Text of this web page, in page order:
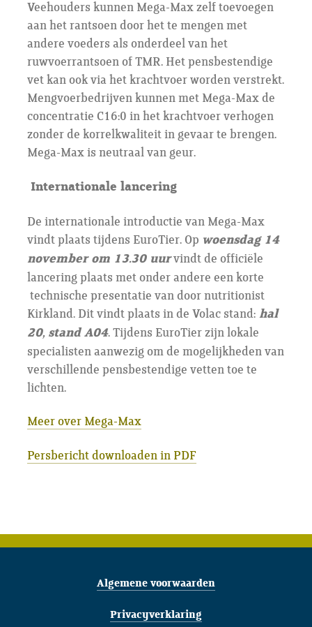
Veehouders kunnen Mega-Max zelf toevoegen
aan het rantsoen door het te mengen met
andere voeders als onderdeel van het
ruwvoerrantsoen of TMR. Het pensbestendige
vet kan ook via het krachtvoer worden verstrekt.
Mengvoerbedrijven kunnen met Mega-Max de
concentratie C16:0 in het krachtvoer verhogen
zonder de korrelkwaliteit in gevaar te brengen.
Mega-Max is neutraal van geur.
Internationale lancering
De internationale introductie van Mega-Max
vindt plaats tijdens EuroTier. Op woensdag 14
november om 13.30 uurvindt de officiële
lancering plaats met onder andere een korte
technische presentatie van door nutritionist
Kirkland. Dit vindt plaats in de Volac stand:hal
20, stand A04. Tijdens EuroTier zijn lokale
specialisten aanwezig om de mogelijkheden van
verschillende pensbestendige vetten toe te
lichten.
Meer over Mega-Max
Persbericht downloaden in PDF
Algemene voorwaarden
Privacyverklaring